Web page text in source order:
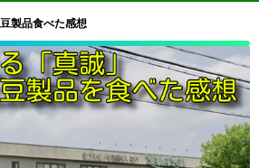
製品食べた感想